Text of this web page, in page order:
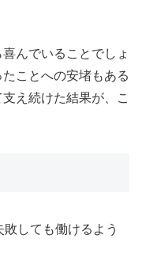
んでいることでしょ
ことへの安堵もある
え続けた結果が、こ
しても働けるよう